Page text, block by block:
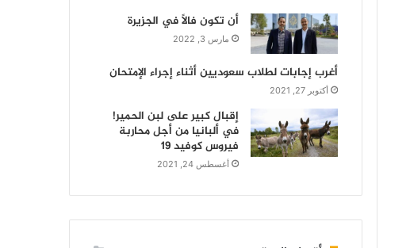
أن تكون فالاً في الجزيرة
مارس 3, 2022
أغرب إجابات لطلاب سعوديين أثناء إجراء الإمتحان
أكتوبر 27, 2021
إقبال كبير على لبن الحمير!
في ألبانيا من أجل محاربة
فيروس كوفيد 19
أغسطس 24, 2021